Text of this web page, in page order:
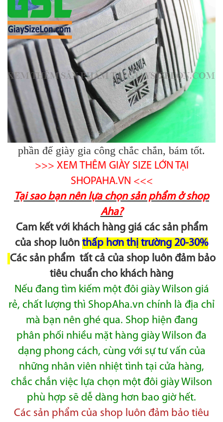
phần đế giày gia công chắc chắn, bám tốt.
>>> XEM THÊM GIÀY SIZE LỚN TẠI
SHOPAHA.VN <<<
Tại sao bạn nên lựa chọn sản phẩm ở shop
Aha?
Cam kết với khách hàng giá các sản phẩm
của shop luôn thấp hơn thị trường 20-30%
Các sản phẩm tất cả của shop luôn đảm bảo
tiêu chuẩn cho khách hàng
Nếu đang tìm kiếm một đôi giày Wilson giá
rẻ, chất lượng thì ShopAha.vn chính là địa chỉ
mà bạn nên ghé qua. Shop hiện đang
phân phối nhiều mặt hàng giày Wilson đa
dạng phong cách, cùng với sự tư vấn của
những nhân viên nhiệt tình tại cửa hàng,
chắc chắn việc lựa chọn một đôi giày Wilson
phù hợp sẽ dễ dàng hơn bao giờ hết.
Các sản phẩm của shop luôn đảm bảo tiêu